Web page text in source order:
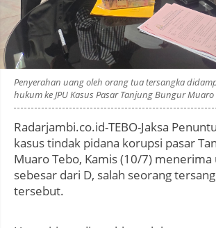
Penyerahan uang oleh orang tua tersangka
hukum ke JPU Kasus Pasar Tanjung Bungur Muaro
Radarjambi.co.id-TEBO-Jaksa
kasus tindak pidana korupsi pasar
Muaro Tebo, Kamis (10/7) menerima
sebesar dari D, salah seorang
tersebut.